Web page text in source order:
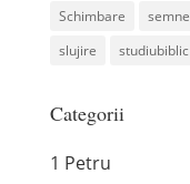
Schimbare
semne
slujire
studiubiblic
Categorii
1 Petru